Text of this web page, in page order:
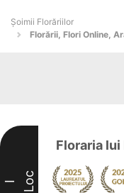
Șoimii Florăriilor
Florării, Flori Online,
I Loc
Floraria lui